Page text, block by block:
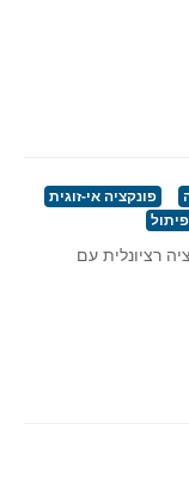
פונקציה אי-זוגית
רציונלית עם